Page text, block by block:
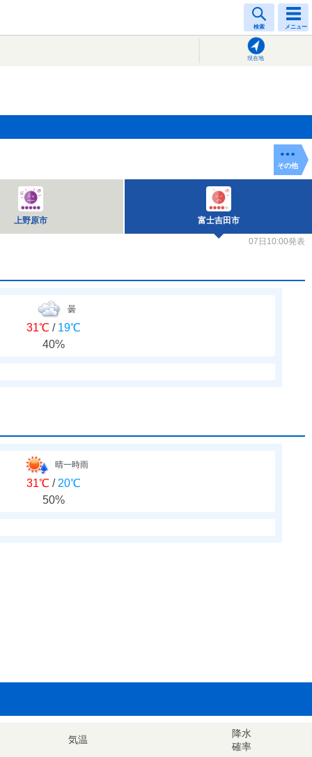
検索 メニュー
現在地
上野原市 富士吉田市
その他
07日10:00発表
曇
31℃ / 19℃
40%
晴一時雨
31℃ / 20℃
50%
気温
降水
確率